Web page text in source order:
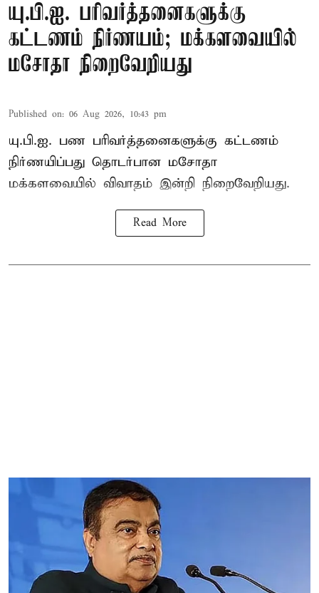
யு.பி.ஐ. பரிவர்த்தனைகளுக்கு
கட்டணம் நிர்ணயம்; மக்களவையில்
மசோதா நிறைவேறியது
Published on: 06 Aug 2026, 10:43 pm
யு.பி.ஐ. பண பரிவர்த்தனைகளுக்கு கட்டணம்
நிர்ணயிப்பது தொடர்பான மசோதா
மக்களவையில் விவாதம் இன்றி நிறைவேறியது.
Read More